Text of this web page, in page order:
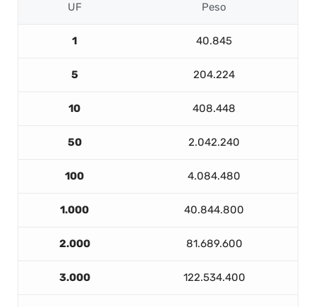
UF Peso
1 40.845
5 204.224
10 408.448
50 2.042.240
100 4.084.480
1.000 40.844.800
2.000 81.689.600
3.000 122.534.400